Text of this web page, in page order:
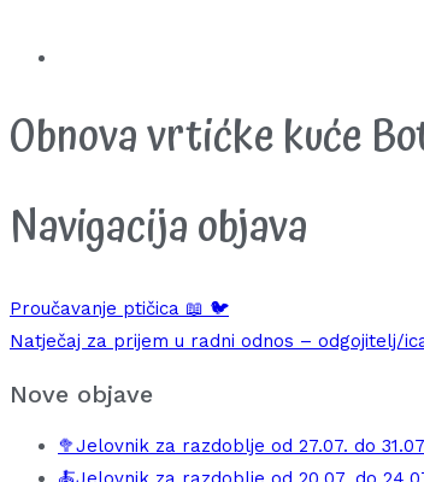
Obnova vrtićke kuće
Navigacija objava
Proučavanje ptičica 📖 🐦
Natječaj za prijem u radni odnos – odgojitelj/
Nove objave
🥦Jelovnik za razdoblje od 27.07. do